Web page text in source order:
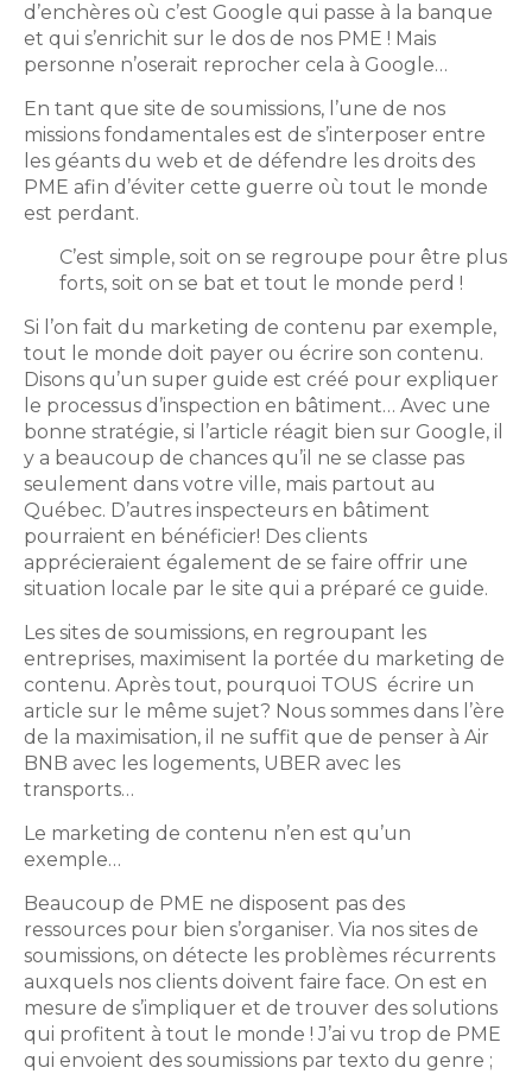
d’enchères où c’est Google qui passe à la banque
et qui s’enrichit sur le dos de nos PME ! Mais
personne n’oserait reprocher cela à Google…
En tant que site de soumissions, l’une de nos
missions fondamentales est de s’interposer entre
les géants du web et de défendre les droits des
PME afin d’éviter cette guerre où tout le monde
est perdant.
C’est simple, soit on se regroupe pour être plus
forts, soit on se bat et tout le monde perd !
Si l’on fait du marketing de contenu par exemple,
tout le monde doit payer ou écrire son contenu.
Disons qu’un super guide est créé pour expliquer
le processus d’inspection en bâtiment… Avec une
bonne stratégie, si l’article réagit bien sur Google, il
y a beaucoup de chances qu’il ne se classe pas
seulement dans votre ville, mais partout au
Québec. D’autres inspecteurs en bâtiment
pourraient en bénéficier! Des clients
apprécieraient également de se faire offrir une
situation locale par le site qui a préparé ce guide.
Les sites de soumissions, en regroupant les
entreprises, maximisent la portée du marketing de
contenu. Après tout, pourquoi TOUS écrire un
article sur le même sujet? Nous sommes dans l’ère
de la maximisation, il ne suffit que de penser à Air
BNB avec les logements, UBER avec les
transports…
Le marketing de contenu n’en est qu’un
exemple…
Beaucoup de PME ne disposent pas des
ressources pour bien s’organiser. Via nos sites de
soumissions, on détecte les problèmes récurrents
auxquels nos clients doivent faire face. On est en
mesure de s’impliquer et de trouver des solutions
qui profitent à tout le monde ! J’ai vu trop de PME
qui envoient des soumissions par texto du genre ;